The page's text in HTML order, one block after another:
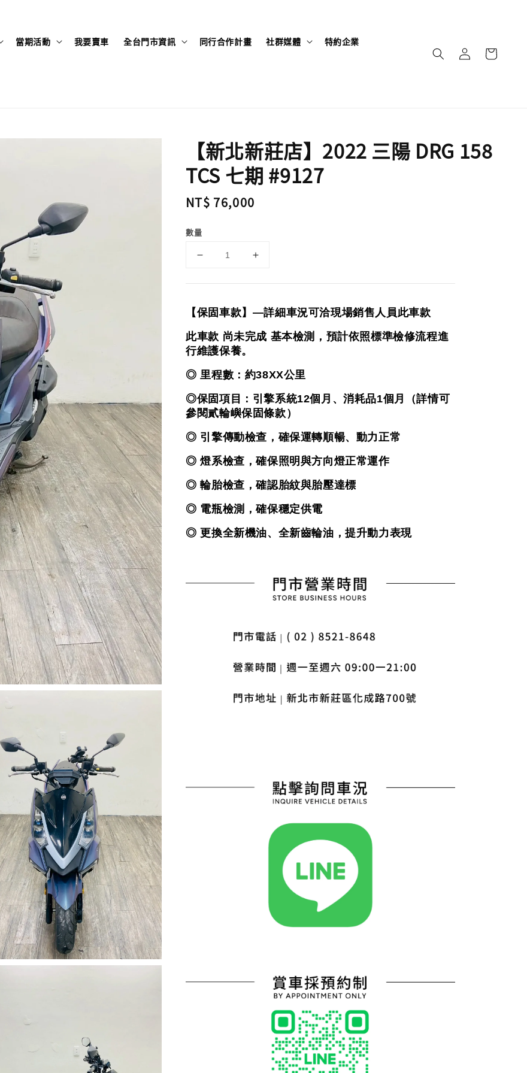
當期活動 我要賣車 全台門市資訊 同行合作計畫 社群媒體 特約企業
【新北新莊店】2022 三陽 DRG 158
TCS 七期 #9127
Regular
NT$ 76,000
數量
【保固車款】—詳細車況可洽現場銷售人員此車款
此車款 尚未完成 基本檢測，預計依照標準檢修流程進
行維護保養。
◎ 里程數：約38XX公里
◎保固項目：引擎系統12個月、消耗品1個月（詳情可
參閱貳輪嶼保固條款）
◎ 引擎傳動檢查，確保運轉順暢、動力正常
◎ 燈系檢查，確保照明與方向燈正常運作
◎ 輪胎檢查，確認胎紋與胎壓達標
◎ 電瓶檢測，確保穩定供電
◎ 更換全新機油、全新齒輪油，提升動力表現